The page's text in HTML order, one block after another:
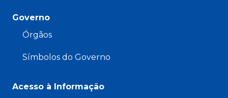
Governo
Órgãos
Símbolos do Governo
Acesso à Informação